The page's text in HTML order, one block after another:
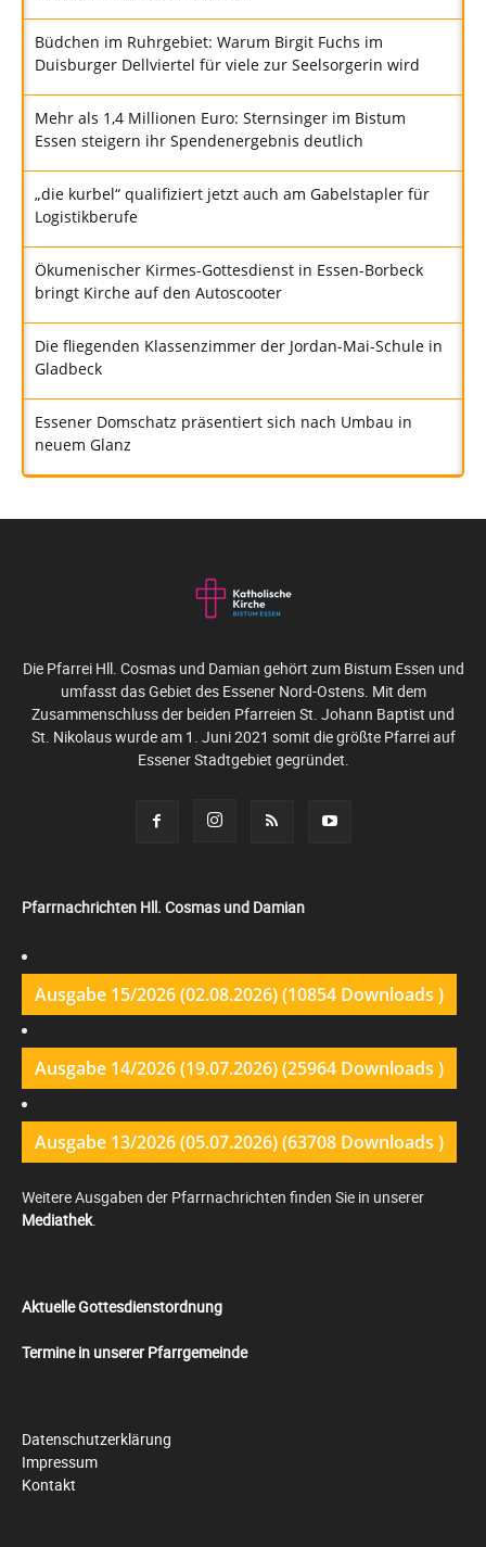
Büdchen im Ruhrgebiet: Warum Birgit Fuchs im
Duisburger Dellviertel für viele zur Seelsorgerin wird
Mehr als 1,4 Millionen Euro: Sternsinger im Bistum
Essen steigern ihr Spendenergebnis deutlich
„die kurbel“ qualifiziert jetzt auch am Gabelstapler für
Logistikberufe
Ökumenischer Kirmes-Gottesdienst in Essen-Borbeck
bringt Kirche auf den Autoscooter
Die fliegenden Klassenzimmer der Jordan-Mai-Schule in
Gladbeck
Essener Domschatz präsentiert sich nach Umbau in
neuem Glanz
Die Pfarrei Hll. Cosmas und Damian gehört zum Bistum Essen und
umfasst das Gebiet des Essener Nord-Ostens. Mit dem
Zusammenschluss der beiden Pfarreien St. Johann Baptist und
St. Nikolaus wurde am 1. Juni 2021 somit die größte Pfarrei auf
Essener Stadtgebiet gegründet.
Pfarrnachrichten Hll. Cosmas und Damian
Ausgabe 15/2026 (02.08.2026) (10854 Downloads )
Ausgabe 14/2026 (19.07.2026) (25964 Downloads )
Ausgabe 13/2026 (05.07.2026) (63708 Downloads )
Weitere Ausgaben der Pfarrnachrichten finden Sie in unserer
Mediathek.
Aktuelle Gottesdienstordnung
Termine in unserer Pfarrgemeinde
Datenschutzerklärung
Impressum
Kontakt